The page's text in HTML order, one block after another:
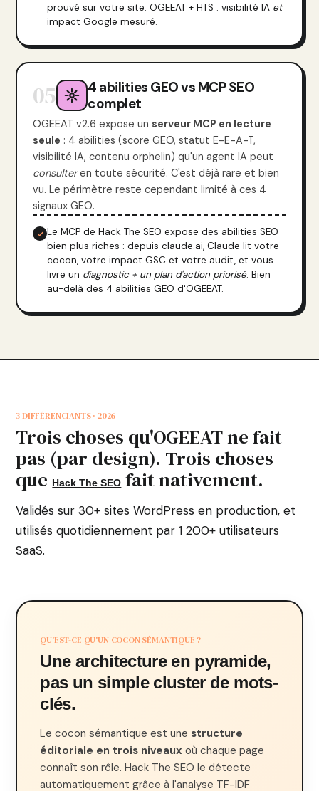
prouvé sur votre site. OGEEAT + HTS : visibilité IA et
impact Google mesuré.
05
4 abilities GEO vs MCP SEO
complet
OGEEAT v2.6 expose un serveur MCP en lecture
seule : 4 abilities (score GEO, statut E-E-A-T,
visibilité IA, contenu orphelin) qu'un agent IA peut
consulteren toute sécurité. C'est déjà rare et bien
vu. Le périmètre reste cependant limité à ces 4
signaux GEO.
Le MCP de Hack The SEO expose des abilities SEO
bien plus riches : depuis claude.ai, Claude lit votre
cocon, votre impact GSC et votre audit, et vous
livre un diagnostic + un plan d'action priorisé. Bien
au-delà des 4 abilities GEO d'OGEEAT.
3 DIFFÉRENCIANTS · 2026
Trois choses qu'OGEEAT ne fait
pas (par design). Trois choses
queHack The SEOfait nativement.
Validés sur 30+ sites WordPress en production, et
utilisés quotidiennement par 1 200+ utilisateurs
SaaS.
QU'EST-CE QU'UN COCON SÉMANTIQUE ?
Une architecture en pyramide,
pas un simple cluster de mots-
clés.
Le cocon sémantique est une structure
éditoriale en trois niveaux où chaque page
connaît son rôle. Hack The SEO le détecte
automatiquement grâce à l'analyse TF-IDF